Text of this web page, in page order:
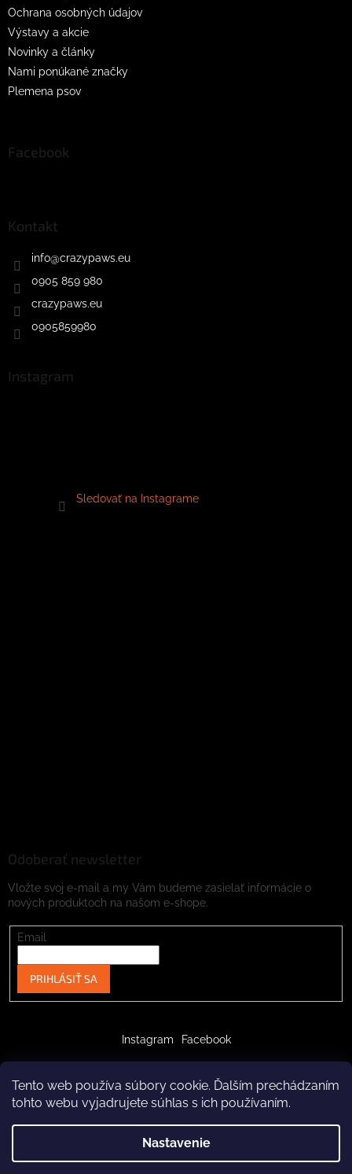
Tento web používa súbory cookie. Ďalším prechádzaním
tohto webu vyjadrujete súhlas s ich používaním.
Nastavenie
Ochrana osobných údajov
Výstavy a akcie
Novinky a články
Nami ponúkané značky
Plemena psov
Facebook
Kontakt
info@crazypaws.eu
0905 859 980
crazypaws.eu
0905859980
Instagram
Sledovať na Instagrame
Odoberať newsletter
Vložte svoj e-mail a my Vám budeme zasielať informácie o
nových produktoch na našom e-shope.
Email
PRIHLÁSIŤ SA
Instagram Facebook
Copyright 2026crazypaws.eu. Všetky práva vyhradené.